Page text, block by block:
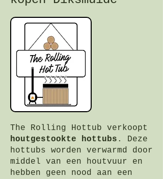
The Rolling Hottub verkoopt
houtgestookte hottubs . Deze
hottubs worden verwarmd door
middel van een houtvuur en
hebben geen nood aan een